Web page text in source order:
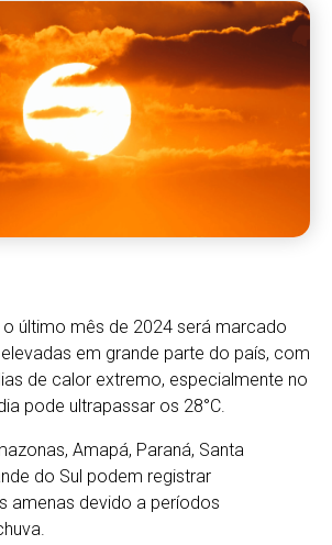
último mês de 2024 será marcado
em grande parte do país, com
de calor extremo, especialmente no
pode ultrapassar os 28°C.
Amapá, Paraná, Santa
do Sul podem registrar
amenas devido a períodos